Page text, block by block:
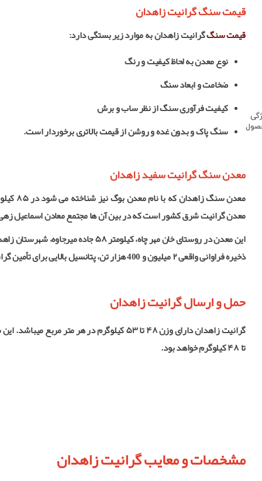
قیمت سنگ گرانیت زاهدان
قیمت سنگگرانیت زاهدان به موارد زیر بستگی دارد:
نوع معدن به لحاظ کیفیت و رنگ
ضخامت و ابعاد سنگ
کیفیت فرآوری سنگ از نظر ساب و برش
سنگ پاک و بدون غده و روشن از قیمت بالاتری برخوردار است.
معدن سنگ گرانیت سفید زاهدان
معدن
معدن گرانیت شرق کشور است که در بین آن ها مجتمع معادن اسماعیل
ذخیره فراوانی واقعی ۲ میلیون و 400 هزار تن، پتانسیل بالایی برای تأمین گرانیت‌های باکیفیت را دارد.
حمل و ارسال گرانیت زاهدان
تا ۴۸ کیلوگرم خواهد بود.
مشخصات و معایب گرانیت زاهدان